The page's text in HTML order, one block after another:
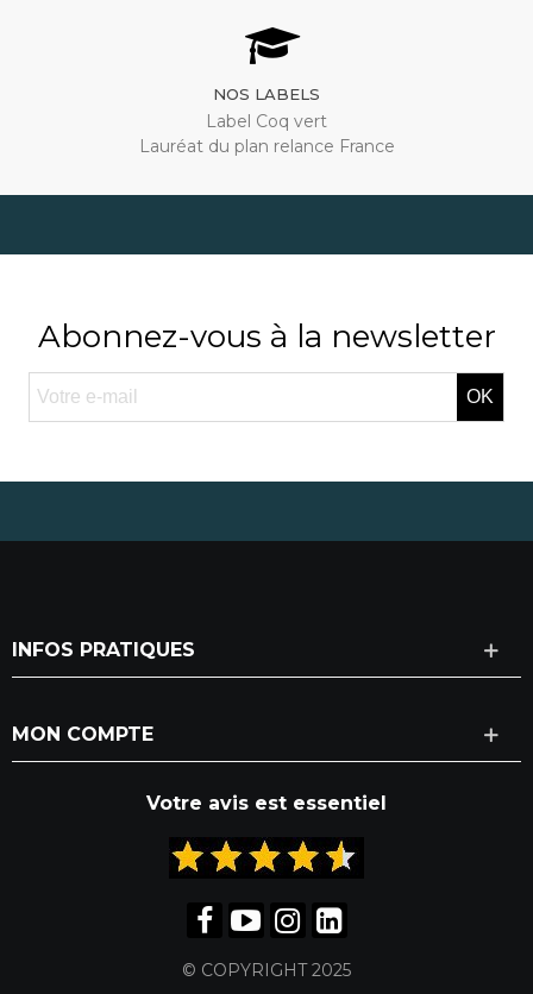
NOS LABELS
Label Coq vert
Lauréat du plan relance France
Abonnez-vous à la newsletter
OK
INFOS PRATIQUES
MON COMPTE
Votre avis est essentiel
© COPYRIGHT 2025